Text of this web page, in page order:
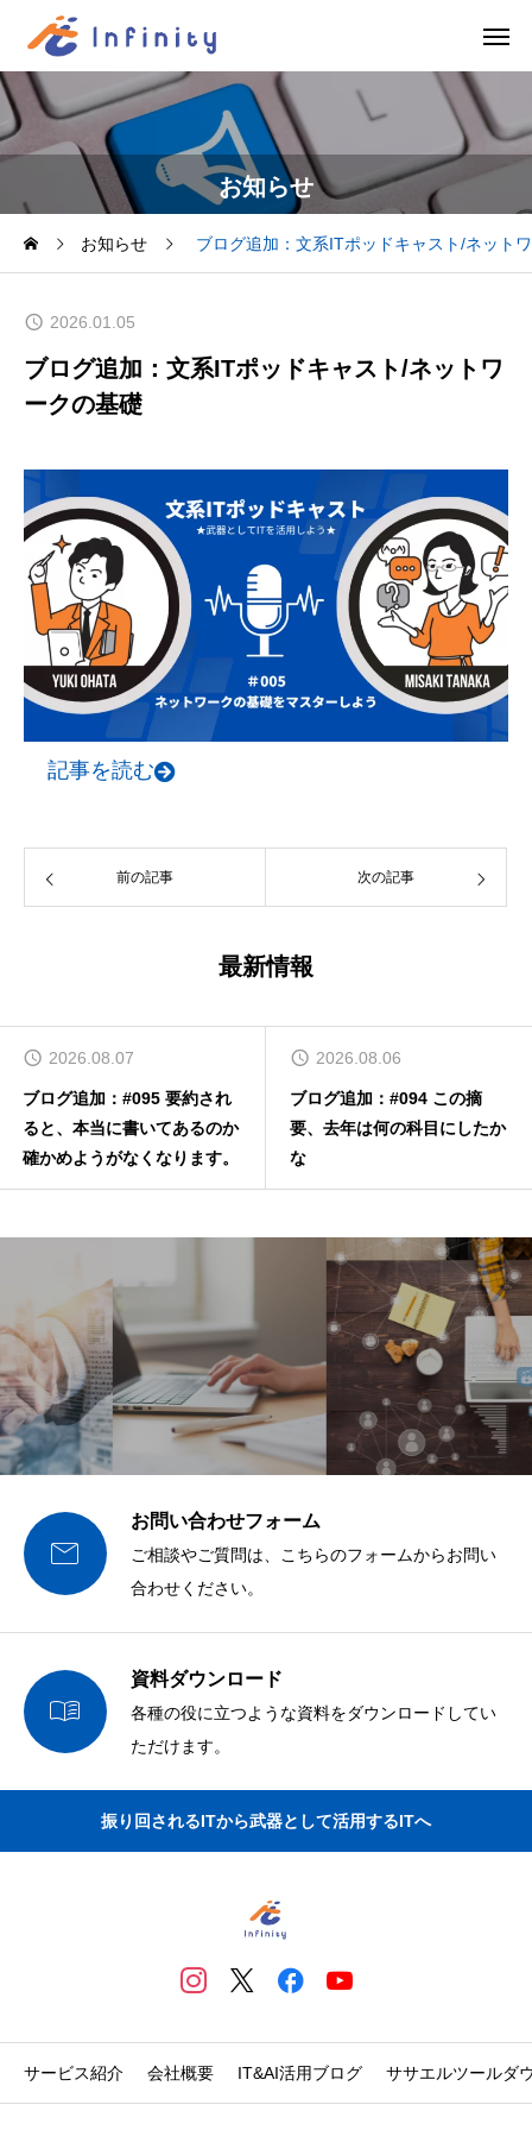
お知らせ
お知らせ ブログ追加：文系ITポッドキャスト/ネット
2026.01.05
ブログ追加：文系ITポッドキャスト/ネットワ
ークの基礎
記事を読む
前の記事 次の記事
最新情報
2026.08.07
ブログ追加：#095 要約され
ると、本当に書いてあるのか
確かめようがなくなります。
2026.08.06
ブログ追加：#094 この摘
要、去年は何の科目にしたか
な

お問い合わせフォーム
ご相談やご質問は、こちらのフォームからお問い
合わせください。

資料ダウンロード
各種の役に立つような資料をダウンロードしてい
ただけます。
振り回されるITから武器として活用するITへ
サービス紹介 会社概要 IT&AI活用ブログ ササエルツールダ